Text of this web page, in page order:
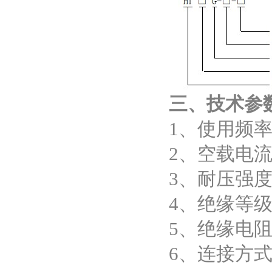
三、技术参
1、使用频
2、空载电
3、耐压强
4、绝缘等
5、绝缘电
6、连接方